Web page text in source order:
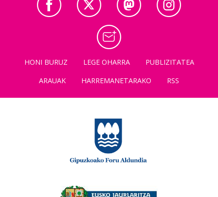
HONI BURUZ LEGE OHARRA
PUBLIZITATEA
ARAUAK
HARREMANETARAKO RSS